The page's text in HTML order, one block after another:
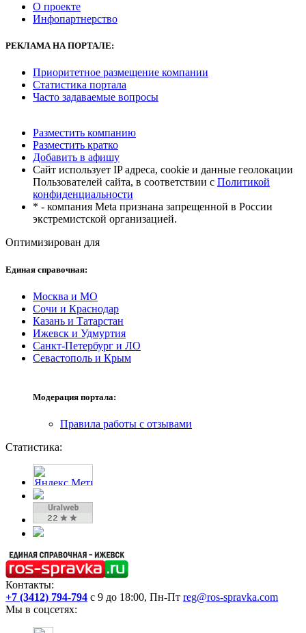
О проекте
Инфопартнерство
РЕКЛАМАНА ПОРТАЛЕ:
Приоритетное размещение компании
Статистика портала
Часто задаваемые вопросы
Разместить компанию
Разместить кратко
Добавить в афишу
Сайт использует IP адреса, cookie и данные геолокации
Пользователей сайта, в соответствии с Политикой
конфиденциальности
* - компания Meta признана запрещенной в России
экстремистской организацией.
Оптимизирован для
Единая справочная:
Москва и МО
Сочи и Краснодар
Казань и Татарстан
Ижевск и Удмуртия
Санкт-Петербург и ЛО
Севастополь и Крым
Модерация портала:
Правила работы с отзывами
Статистика:
Контакты:
+7 (3412) 794-794 с 9 до 18:00, Пн-Пт reg@ros-spravka.com
Мы в соцсетях: